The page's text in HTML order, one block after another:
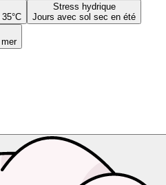
Stress hydrique
Jours avec sol sec en été